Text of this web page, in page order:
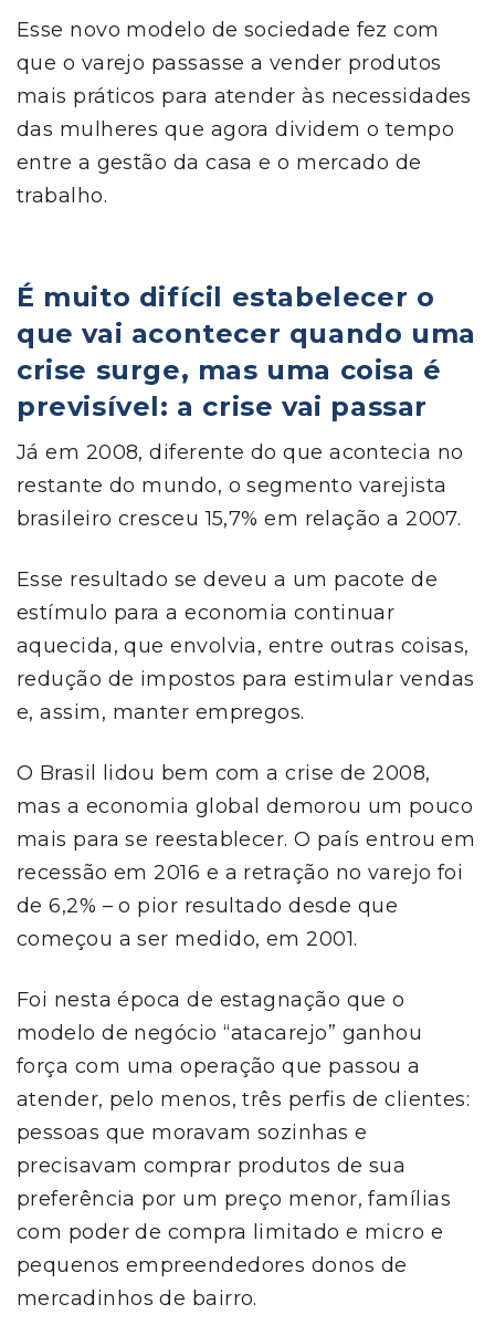
Esse novo modelo de sociedade fez com
que o varejo passasse a vender produtos
mais práticos para atender às necessidades
das mulheres que agora dividem o tempo
entre a gestão da casa e o mercado de
trabalho.
É muito difícil estabelecer o
que vai acontecer quando uma
crise surge, mas uma coisa é
previsível: a crise vai passar
Já em 2008, diferente do que acontecia no
restante do mundo, o segmento varejista
brasileiro cresceu 15,7% em relação a 2007.
Esse resultado se deveu a um pacote de
estímulo para a economia continuar
aquecida, que envolvia, entre outras coisas,
redução de impostos para estimular vendas
e, assim, manter empregos.
O Brasil lidou bem com a crise de 2008,
mas a economia global demorou um pouco
mais para se reestablecer. O país entrou em
recessão em 2016 e a retração no varejo foi
de 6,2% – o pior resultado desde que
começou a ser medido, em 2001.
Foi nesta época de estagnação que o
modelo de negócio “atacarejo” ganhou
força com uma operação que passou a
atender, pelo menos, três perfis de clientes:
pessoas que moravam sozinhas e
precisavam comprar produtos de sua
preferência por um preço menor, famílias
com poder de compra limitado e micro e
pequenos empreendedores donos de
mercadinhos de bairro.